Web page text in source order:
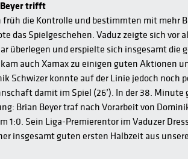
trifft
die Kontrolle und bestimmten mit mehr
das Spielgeschehen. Vaduz zeigte sich vor
überlegen und erspielte sich insgesamt die
kam auch Xamax zu einigen guten Aktionen
Schwizer konnte auf der Linie jedoch noch
damit im Spiel (26’). In der 38. Minute
Brian Beyer traf nach Vorarbeit von
1:0. Sein Liga-Premierentor im Vaduzer
insgesamt guten ersten Halbzeit aus